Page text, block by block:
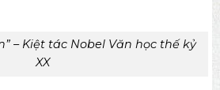
– Kiệt tác Nobel Văn học thế kỷ
XX